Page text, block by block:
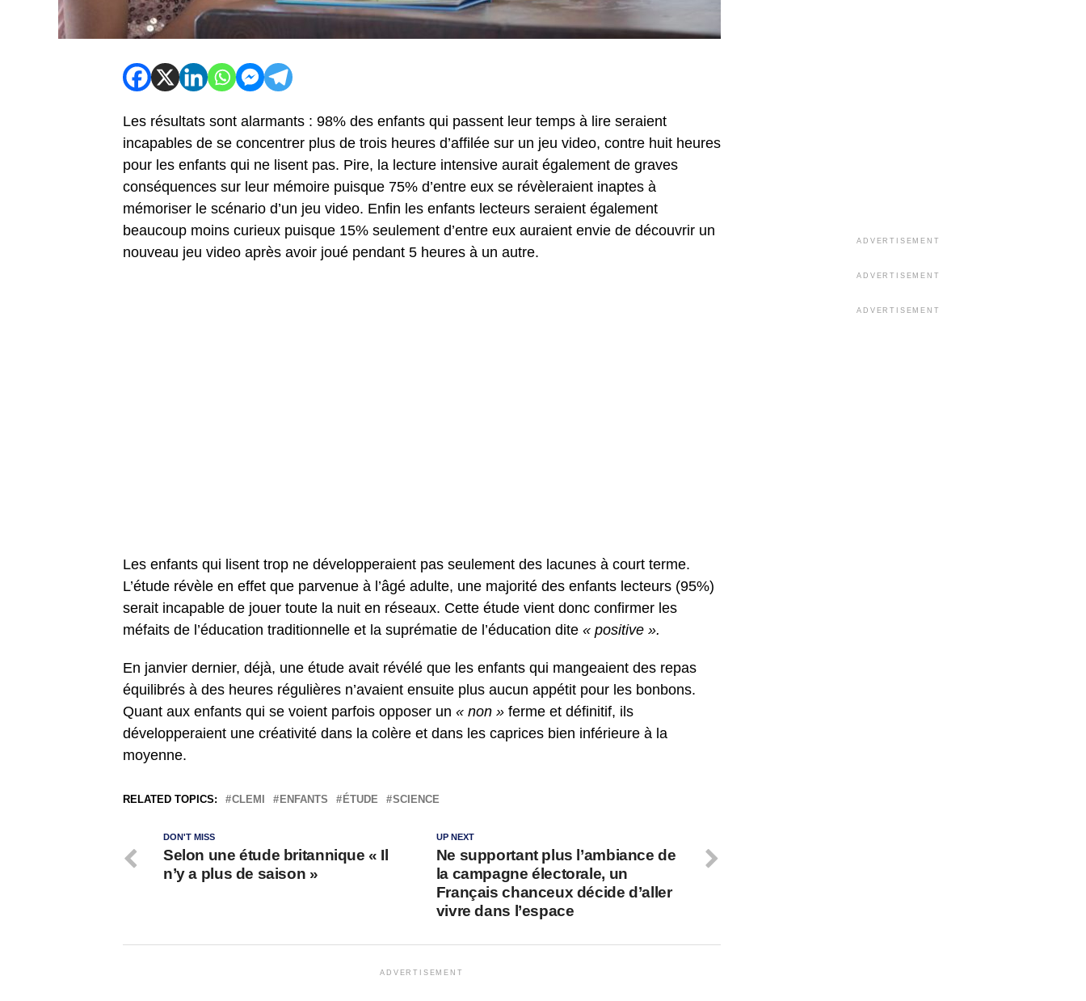
Les résultats sont alarmants : 98% des enfants qui passent leur temps à lire seraient
incapables de se concentrer plus de trois heures d’affilée sur un jeu video, contre huit heures
pour les enfants qui ne lisent pas. Pire, la lecture intensive aurait également de graves
conséquences sur leur mémoire puisque 75% d’entre eux se révèleraient inaptes à
mémoriser le scénario d’un jeu video. Enfin les enfants lecteurs seraient également
beaucoup moins curieux puisque 15% seulement d’entre eux auraient envie de découvrir un
nouveau jeu video après avoir joué pendant 5 heures à un autre.
Les enfants qui lisent trop ne développeraient pas seulement des lacunes à court terme.
L’étude révèle en effet que parvenue à l’âgé adulte, une majorité des enfants lecteurs (95%)
serait incapable de jouer toute la nuit en réseaux. Cette étude vient donc confirmer les
méfaits de l’éducation traditionnelle et la suprématie de l’éducation dite « positive ».
En janvier dernier, déjà, une étude avait révélé que les enfants qui mangeaient des repas
équilibrés à des heures régulières n’avaient ensuite plus aucun appétit pour les bonbons.
Quant aux enfants qui se voient parfois opposer un « non » ferme et définitif, ils
développeraient une créativité dans la colère et dans les caprices bien inférieure à la
moyenne.
RELATED TOPICS: CLEMI ENFANTS ÉTUDE SCIENCE
UP NEXT
Ne supportant plus l’ambiance de
la campagne électorale, un
Français chanceux décide d’aller
vivre dans l’espace
DON'T MISS
Selon une étude britannique « Il
n’y a plus de saison »
ADVERTISEMENT
ADVERTISEMENT
ADVERTISEMENT
ADVERTISEMENT